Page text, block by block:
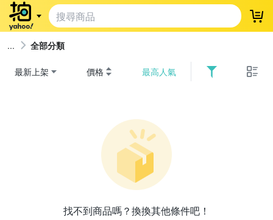
登
全部分類
最新上架 價格 最高人氣
找不到商品嗎？換換其他條件吧！